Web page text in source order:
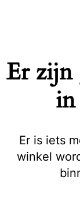
Er zijn
in
Er is iets
winkel